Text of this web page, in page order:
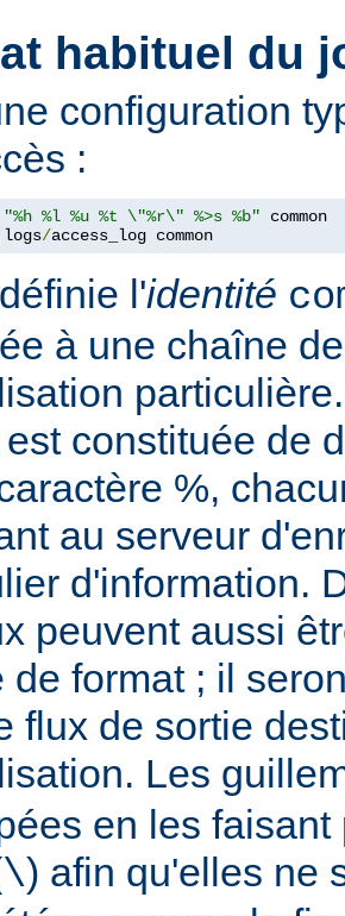
habituel du
configuration
:
"%h %l %u %t \"%r\" %>s %b"
logs/access_log common
l'identité
à une chaîne
constituée de
%,
au serveur
d'information.
peuvent aussi
de format ; il
flux de sortie
Les
en les
\) afin qu'elles ne